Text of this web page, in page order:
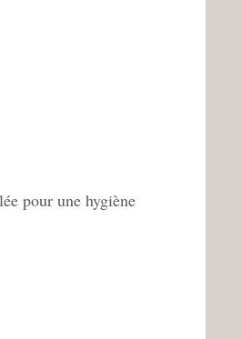
pour une hygiène